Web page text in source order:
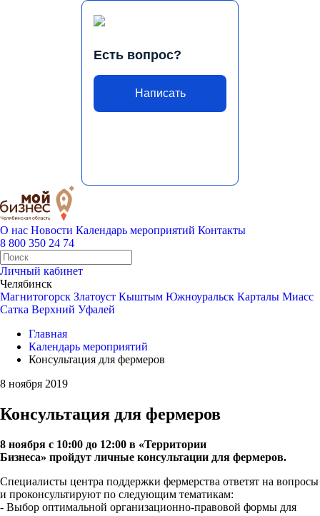
Есть вопрос?
Написать
О нас Новости Календарь мероприятий Контакты
8 800 350 24 74
Личный кабинет
Челябинск
Магнитогорск Златоуст Кыштым Южноуральск Карталы Миасс
Сатка Верхний Уфалей
Главная
Календарь мероприятий
Консультация для фермеров
8 ноября 2019
Консультация для фермеров
8 ноября с 10:00 до 12:00 в «Территории
Бизнеса» пройдут личные консультации для фермеров.
Специалисты центра поддержки фермерства ответят на вопросы
и проконсультируют по следующим тематикам:
- Выбор оптимальной организационно-правовой формы для